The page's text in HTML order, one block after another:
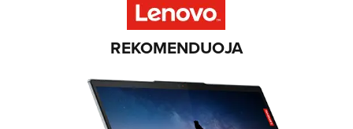
REKOMENDUOJA